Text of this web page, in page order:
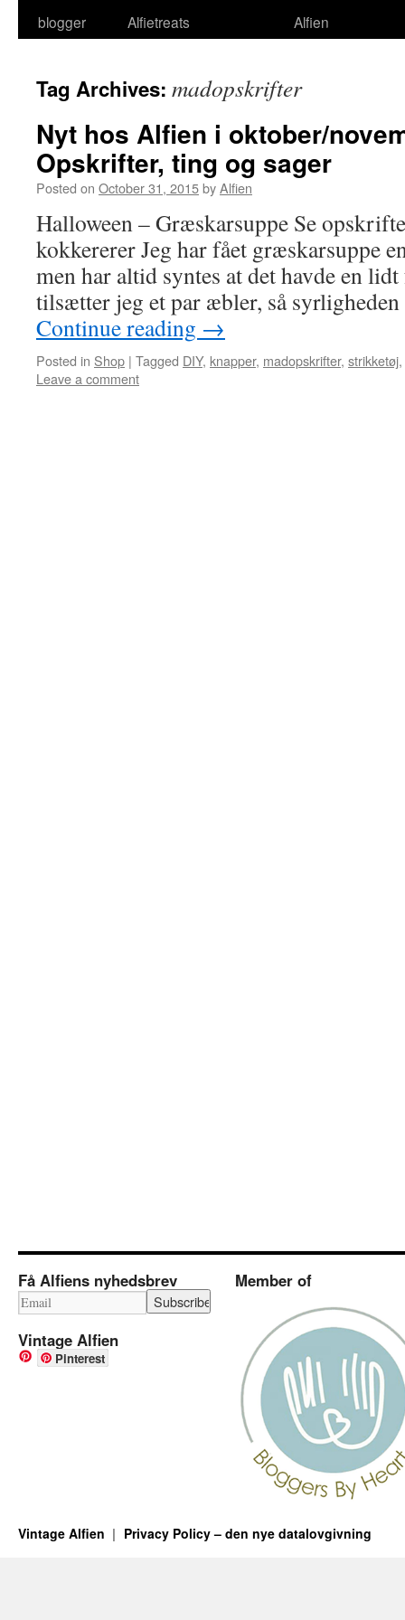
blogger
Alfietreats
Alfien
Tag Archives: madopskrifter
Nyt hos Alfien i oktober/
Opskrifter, ting og sager
Posted on October 31, 2015byAlfien
Halloween – Græskarsuppe Se
kokkererer Jeg har fået græskarsuppe
men har altid syntes at det havde en
tilsætter jeg et par æbler, så
Continue reading →
Posted in Shop | Tagged DIY, knapper, madopskrifter, strikketøj,
Leave a comment
Få Alfiens nyhedsbrev
Vintage Alfien
Pinterest
Member of
Vintage Alfien Privacy Policy – den nye datalovgivning